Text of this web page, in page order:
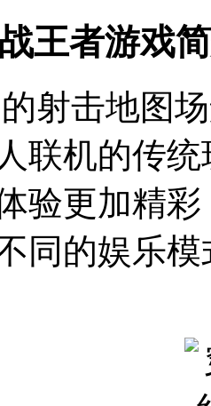
王者游戏
射击地图
联机的传
验更加精
同的娱乐